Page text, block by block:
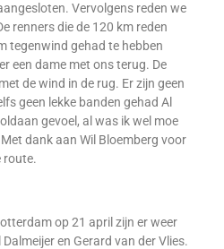
Vervolgens reden we
renners die de 120 km reden
tegenwind gehad te hebben
een dame met ons terug. De
de wind in de rug. Er zijn geen
geen lekke banden gehad Al
gevoel, al was ik wel moe
dank aan Wil Bloemberg voor
route.
op 21 april zijn er weer
en Gerard van der Vlies.